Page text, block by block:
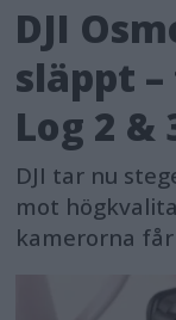
DJI
släppt
Log 2 &
DJI tar nu
mot
kamerorna